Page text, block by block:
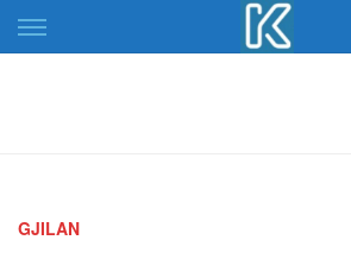
Skip
to
GJILAN